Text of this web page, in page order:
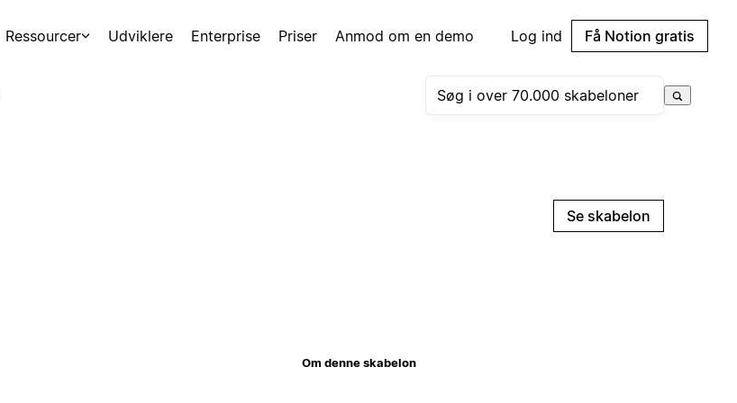
Ressourcer Udviklere Enterprise Priser Anmod om en demo Log ind Få Notion gratis
Se skabelon
Om denne skabelon